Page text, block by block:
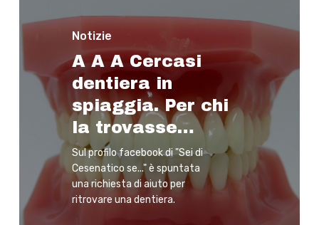
Notizie
A A A Cercasi
dentiera in
spiaggia. Per chi
la trovasse…
Sul profilo facebook di "Sei di
Cesenatico se..." è spuntata
una richiesta di aiuto per
ritrovare una dentiera.